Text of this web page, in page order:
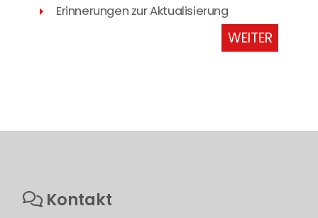
Erinnerungen zur Aktualisierung
WEITER
Kontakt